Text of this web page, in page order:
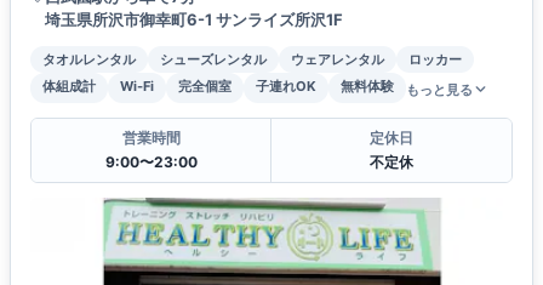
埼玉県所沢市御幸町6-1 サンライズ所沢1F
タオルレンタル シューズレンタル ウェアレンタル
ロッカー
体組成計
Wi-Fi 完全個室 子連れOK 無料体験 もっと見る
営業時間
9:00〜23:00
定休日
不定休